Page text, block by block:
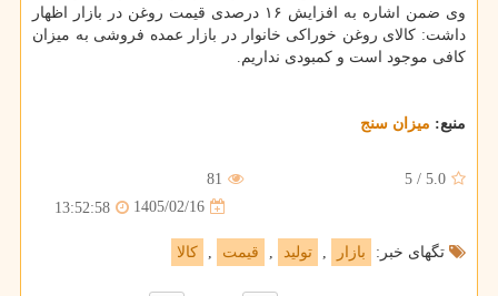
وی ضمن اشاره به افزایش ۱۶ درصدی قیمت روغن در بازار اظهار
داشت: کالای روغن خوراکی خانوار در بازار عمده فروشی به میزان
کافی موجود است و کمبودی نداریم.
منبع: میزان سنج
5.0
/
5
81
1405/02/16
13:52:58
تگهای خبر: بازار تولید قیمت كالا